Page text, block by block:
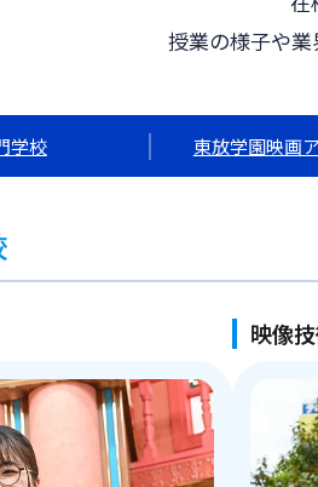
授業の様子や業
学校 東放学園映画
映像